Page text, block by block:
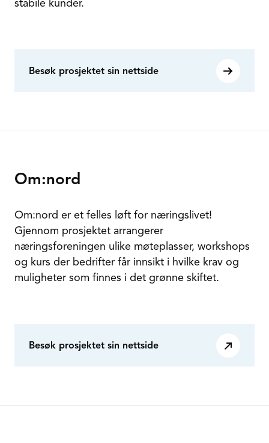
stabile kunder.
Besøk prosjektet sin nettside
Om:nord
Om:nord er et felles løft for næringslivet!
Gjennom prosjektet arrangerer
næringsforeningen ulike møteplasser, workshops
og kurs der bedrifter får innsikt i hvilke krav og
muligheter som finnes i det grønne skiftet.
Besøk prosjektet sin nettside